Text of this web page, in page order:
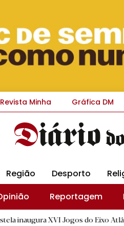
Revista Minha Gráfica DM
Região Desporto
Reportagem
Jogos do Eixo Atlântico com